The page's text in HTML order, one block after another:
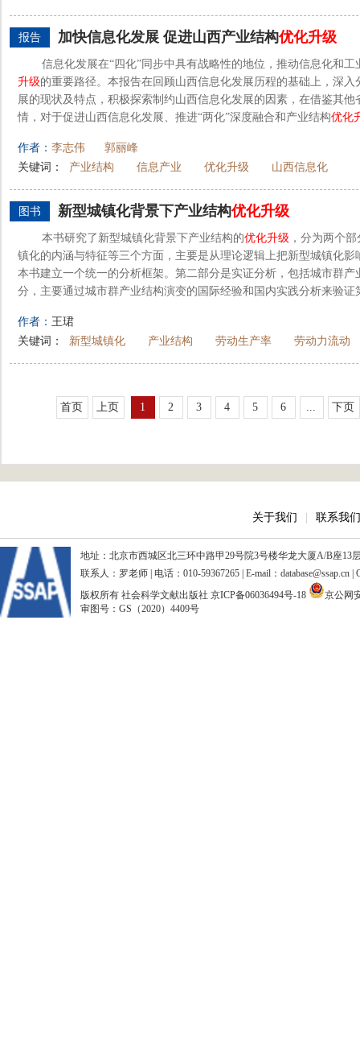
报告 加快信息化发展 促进山西产业结构优化升级
信息化发展在“四化”同步中具有战略性的地位，推动信息化和
升级的重要路径。本报告在回顾山西信息化发展历程的基础上，深
展的现状及特点，积极探索制约山西信息化发展的因素，在借鉴其
情，对于促进山西信息化发展、推进“两化”深度融合和产业结构优化
作者： 李志伟
郭丽峰
关键词：
产业结构 信息产业 优化升级 山西信息化
图书 新型城镇化背景下产业结构优化升级
本书研究了新型城镇化背景下产业结构的优化升级 ，分为两个
镇化的内涵与特征等三个方面，主要是从理论逻辑上把新型城镇化影
本书建立一个统一的分析框架。第二部分是实证分析，包括城市群
分，主要通过城市群产业结构演变的国际经验和国内实践分析来验
作者： 王珺
关键词：
新型城镇化 产业结构 劳动生产率 劳动力流动
首页 上页 1 2 3 4 5 6 ... 下页
关于我们 联系我们
地址：北京市西城区北三环中路甲29号院3号楼华龙大厦A/B座13
联系人：罗老师 | 电话：010-59367265 | E-mail：database@ssap.cn
版权所有 社会科学文献出版社 京ICP备06036494号-18
京公网
审图号：GS（2020）4409号